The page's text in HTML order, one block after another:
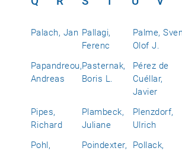
Palach, Jan Pallagi,
Ferenc
Palme,
Olof J.
Papandreou,
Andreas
Pasternak,
Boris L.
Pérez de
Cuéllar,
Javier
Pipes,
Richard
Plambeck,
Juliane
Plenzdorf,
Ulrich
Pohl,
Poindexter,
Pollack,